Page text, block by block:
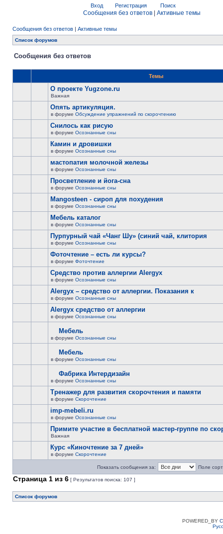
Вход Регистрация Поиск
Сообщения без ответов Активные темы
Сообщения без ответов | Активные темы
Список форумов
Сообщения без ответов
Темы
О проекте Yugzone.ru
Важная
Опять артикуляция.
в форуме Обсуждение упражнений по скорочтению
Снилось как рисую
в форуме Осознанные сны
Камин и дровишки
в форуме Осознанные сны
мастопатия молочной железы
в форуме Осознанные сны
Просветление и йога-сна
в форуме Осознанные сны
Mangosteen - сироп для похудения
в форуме Осознанные сны
Мебель каталог
в форуме Осознанные сны
Пурпурный чай «Чанг Шу» (синий чай, клитория
в форуме Осознанные сны
Фоточтение – есть ли курсы?
в форуме Фоточтение
Cредство против аллергии Alergyx
в форуме Осознанные сны
Alergyx – средство от аллергии. Показания к
в форуме Осознанные сны
Alergyx средство от аллергии
в форуме Осознанные сны
Мебель
в форуме Осознанные сны
Мебель
в форуме Осознанные сны
Фабрика Интердизайн
в форуме Осознанные сны
Тренажер для развития скорочтения и памяти
в форуме Скорочтение
imp-mebeli.ru
в форуме Осознанные сны
Примите участие в бесплатной мастер-группе по
Важная
Курс «Киночтение за 7 дней»
в форуме Скорочтение
Показать сообщения за: Поле
Страница 1 из 6 [ Результатов поиска: 107 ]
Список форумов
POWERED_BY